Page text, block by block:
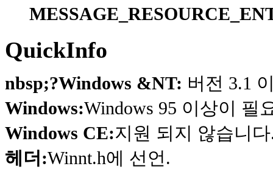
QuickInfo
nbsp;?Windows &NT: 버전 3.1
Windows:Windows 95 이상이 필
Windows CE:지원 되지 않습니
헤더:Winnt.h에 선언.